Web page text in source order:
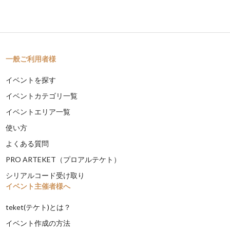
一般ご利用者様
イベントを探す
イベントカテゴリ一覧
イベントエリア一覧
使い方
よくある質問
PRO ARTEKET（プロアルテケト）
シリアルコード受け取り
イベント主催者様へ
teket(テケト)とは？
イベント作成の方法